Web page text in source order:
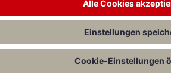
BFH zu dem Schluss, dass eine
zulässige Saldierung
Konditionen gleichartig sein. Dies ist im
und somit zuidentischen Zinssätzenund